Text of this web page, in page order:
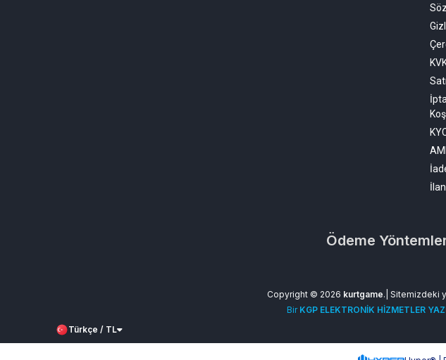
Ödeme
Copyright © 2026 kurtgame.| Sitemizdeki
Bir KGP ELEKTRONİK HİZMETLER
Türkçe / TL